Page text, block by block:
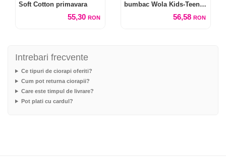
Soft Cotton primavara
55,30 RON
bumbac Wola Kids-Teens
56,58 RON
Intrebari frecvente
Ce tipuri de ciorapi oferiti?
Cum pot returna ciorapii?
Care este timpul de livrare?
Pot plati cu cardul?